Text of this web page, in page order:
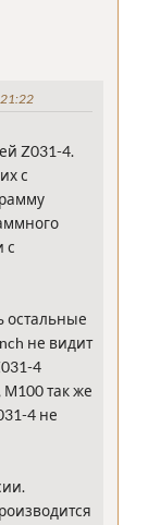
Z031-4.
с
с
остальные
не видит
4
так же
4 не